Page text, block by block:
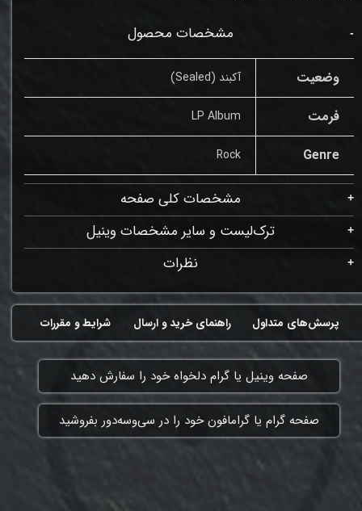
مشخصات محصول
وضعیت آکبند (Sealed)
فرمت LP Album
Genre
Rock
مشخصات کلی صفحه
ترک‌لیست و سایر مشخصات وینیل
نظرات
شرایط و مقررات راهنمای خرید و ارسال پرسش‌های متداول
​صفحه وینیل یا گرام دلخواه خود را سفارش دهید
​صفحه گرام یا گرامافون خود را در سی‌وسه‌دور بفروشید